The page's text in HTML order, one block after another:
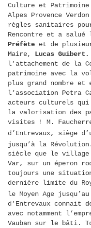
Culture et Patrimoine à
Alpes Provence
règles sanitaires
Rencontre et a salué
Préfète et de
Maire,
Lucas Guibert .
l’attachement de la
patrimoine avec la
plus grand nombre
l’association Petra
acteurs culturels qui
la valorisation des
visites ! M.
d’Entrevaux, siège
jusqu’à la
siècle que le village
Var, sur un éperon
toujours une
dernière limite du
le Moyen Age
d’Entrevaux
avec notamment
Vauban sur le bâti.